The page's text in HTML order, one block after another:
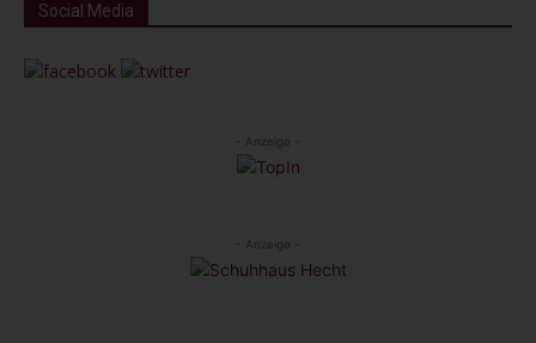
Social Media
- Anzeige -
- Anzeige -